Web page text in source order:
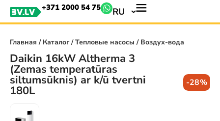
+371 2000 54 75 RU
Главная / Каталог/Тепловые насосы / Воздух-вода
Daikin 16kW Altherma 3
(Zemas temperatūras
siltumsūknis) ar k/ū tvertni
180L
-28%